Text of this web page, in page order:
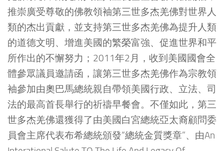
推崇廣受尊敬的佛教領袖第三世多杰羌佛對世界人
類的杰出貢獻，並支持第三世多杰羌佛為提升人類
的道德文明、增進美國的繁榮富強、促進世界和平
所作出的不懈努力；2011年2月，收到美國國會全
體參眾議員邀請函，讓第三世多杰羌佛作為宗教領
袖參加由奧巴馬總統親自帶領美國行政、立法、司
法的最高首長舉行的祈禱早餐會。不僅如此，第三
世多杰羌佛還獲得了由美國白宮總統亞太裔顧問委
員會主席代表布希總統頒發“總統金質獎章”、由An